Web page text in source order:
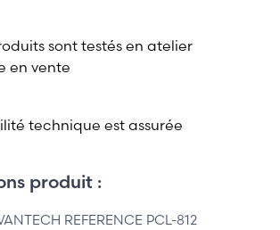
sont testés en atelier
en vente
technique est assurée
produit :
REFERENCE PCL-812